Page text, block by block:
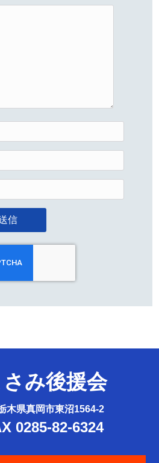
み後援会
木県真岡市東沼1564-2
0285-82-6324